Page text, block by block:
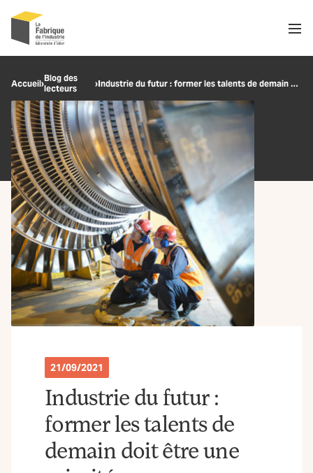
Recherche
Accueil›Blog des
lecteurs
› Industrie du futur : former les talents de demain doit être une priorité
21/09/2021
Industrie du futur :
former les talents de
demain doit être une